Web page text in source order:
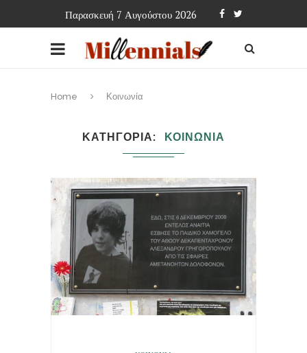
Παρασκευή 7 Αυγούστου 2026
Home Κοινωνία
ΚΑΤΗΓΟΡΙΑ ΚΟΙΝΩΝΙΑ